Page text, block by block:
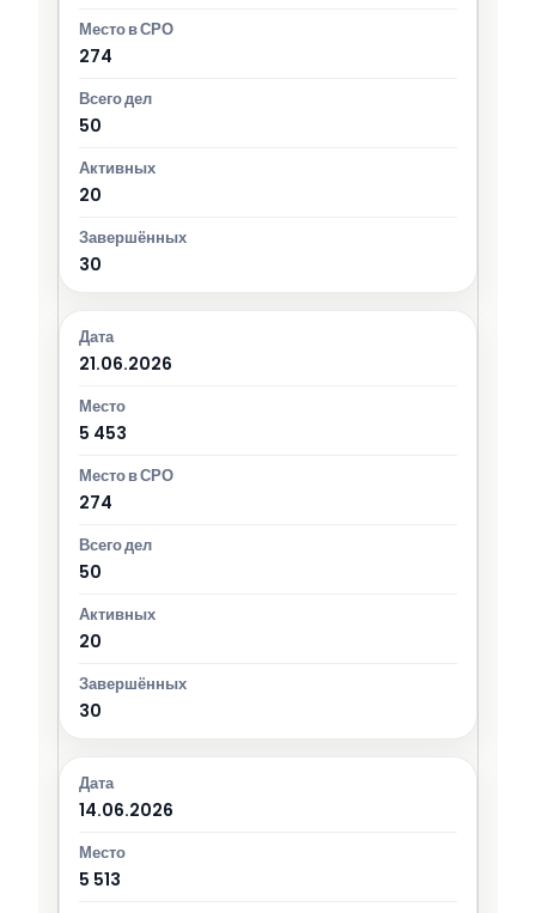
274
50
20
30
21.06.2026
5 453
274
50
20
30
14.06.2026
5 513